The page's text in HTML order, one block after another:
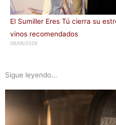
El Sumiller Eres Tú cierra su
vinos recomendados
06/08/2026
Sigue leyendo...